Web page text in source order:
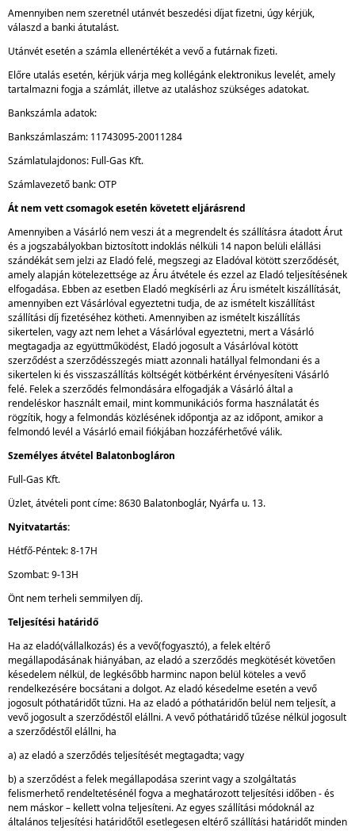
Amennyiben nem szeretnél utánvét beszedési díjat fizetni, úgy kérjük,
válaszd a banki átutalást.
Utánvét esetén a számla ellenértékét a vevő a futárnak fizeti.
Előre utalás esetén, kérjük várja meg kollégánk elektronikus levelét, amely
tartalmazni fogja a számlát, illetve az utaláshoz szükséges adatokat.
Bankszámla adatok:
Bankszámlaszám: 11743095-20011284
Számlatulajdonos: Full-Gas Kft.
Számlavezető bank: OTP
Át nem vett csomagok esetén követett eljárásrend
Amennyiben a Vásárló nem veszi át a megrendelt és szállításra átadott Árut
és a jogszabályokban biztosított indoklás nélküli 14 napon belüli elállási
szándékát sem jelzi az Eladó felé, megszegi az Eladóval kötött szerződését,
amely alapján kötelezettsége az Áru átvétele és ezzel az Eladó teljesítésének
elfogadása. Ebben az esetben Eladó megkísérli az Áru ismételt kiszállítását,
amennyiben ezt Vásárlóval egyeztetni tudja, de az ismételt kiszállítást
szállítási díj fizetéséhez kötheti. Amennyiben az ismételt kiszállítás
sikertelen, vagy azt nem lehet a Vásárlóval egyeztetni, mert a Vásárló
megtagadja az együttműködést, Eladó jogosult a Vásárlóval kötött
szerződést a szerződésszegés miatt azonnali hatállyal felmondani és a
sikertelen ki és visszaszállítás költségét kötbérként érvényesíteni Vásárló
felé. Felek a szerződés felmondására elfogadják a Vásárló által a
rendeléskor használt email, mint kommunikációs forma használatát és
rögzítik, hogy a felmondás közlésének időpontja az az időpont, amikor a
felmondó levél a Vásárló email fiókjában hozzáférhetővé válik.
Személyes átvétel Balatonbogláron
Full-Gas Kft.
Üzlet, átvételi pont címe: 8630 Balatonboglár, Nyárfa u. 13.
Nyitvatartás:
Hétfő-Péntek: 8-17H
Szombat: 9-13H
Önt nem terheli semmilyen díj.
Teljesítési határidő
Ha az eladó(vállalkozás) és a vevő(fogyasztó), a felek eltérő
megállapodásának hiányában, az eladó a szerződés megkötését követően
késedelem nélkül, de legkésőbb harminc napon belül köteles a vevő
rendelkezésére bocsátani a dolgot. Az eladó késedelme esetén a vevő
jogosult póthatáridőt tűzni. Ha az eladó a póthatáridőn belül nem teljesít, a
vevő jogosult a szerződéstől elállni. A vevő póthatáridő tűzése nélkül jogosult
a szerződéstől elállni, ha
a) az eladó a szerződés teljesítését megtagadta; vagy
b) a szerződést a felek megállapodása szerint vagy a szolgáltatás
felismerhető rendeltetésénél fogva a meghatározott teljesítési időben - és
nem máskor – kellett volna teljesíteni. Az egyes szállítási módoknál az
általános teljesítési határidőtől esetlegesen eltérő szállítási határidőt minden